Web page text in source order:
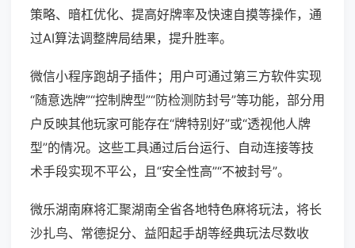
策略、暗杠优化、提高好牌率及快速自摸等操作，通
过AI算法调整牌局结果，提升胜率。
微信小程序跑胡子插件；用户可通过第三方软件实现
“随意选牌”“控制牌型”“防检测防封号”等功能，部分用
户反映其他玩家可能存在“牌特别好”或“透视他人牌
型”的情况。这些工具通过后台运行、自动连接等技
术手段实现不平公，且“安全性高”“不被封号”。
微乐湖南麻将汇聚湖南全省各地特色麻将玩法，将长
沙扎鸟、常德捉分、益阳起手胡等经典玩法尽数收